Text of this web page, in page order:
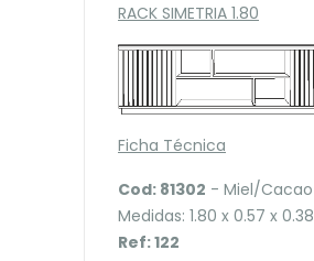
RACK SIMETRIA 1.80
Ficha Técnica
Cod: 81302 - Miel/Cacao
Medidas: 1.80 x 0.57 x 0.38
Ref: 122